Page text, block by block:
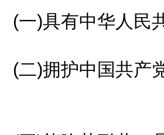
)具有中华人民
)拥护中国共产党